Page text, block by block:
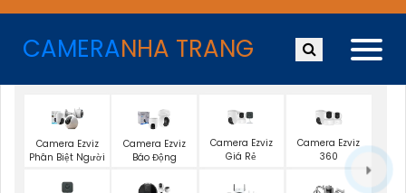
CAMERANHA TRANG
Camera Ezviz
Phân Biệt Người
Camera Ezviz
Báo Động
Camera Ezviz
Giá Rẻ
Camera Ezviz
360